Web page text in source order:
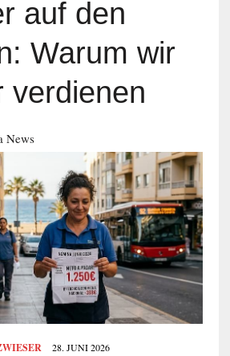
auf den
Warum wir
verdienen
News
28. JUNI 2026